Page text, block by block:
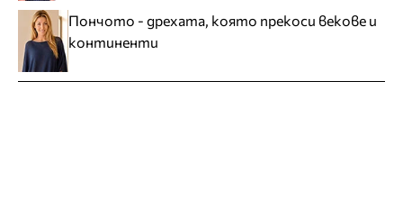
Пончото - дрехата, която прекоси векове и
континенти